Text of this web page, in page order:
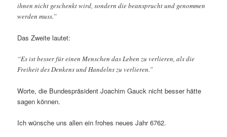
ihnen nicht geschenkt wird, sondern die beansprucht und genommen
werden muss.”
Das Zweite lautet:
“Es ist besser für einen Menschen das Leben zu verlieren, als die
Freiheit des Denkens und Handelns zu verlieren.”
Worte, die Bundespräsident Joachim Gauck nicht besser hätte
sagen können.
Ich wünsche uns allen ein frohes neues Jahr 6762.